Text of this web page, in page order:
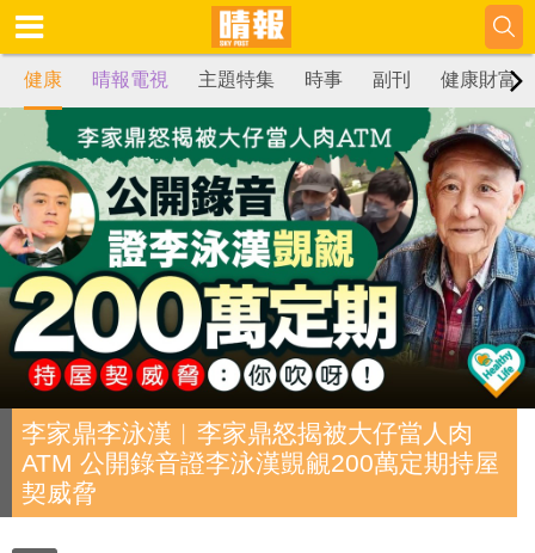
健康 晴報電視 主題特集 時事 副刊 健康財富
李家鼎李泳漢︱李家鼎怒揭被大仔當人肉
ATM 公開錄音證李泳漢覬覦200萬定期持屋
契威脅